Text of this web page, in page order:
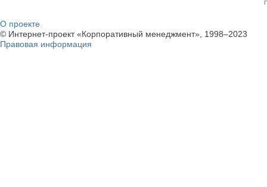
О проекте
© Интернет-проект «Корпоративный менеджмент», 1998–2023
Правовая информация